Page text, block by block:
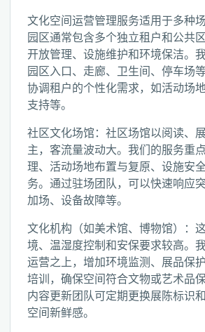
文化空间运营管理服务适用于多种
园区通常包含多个独立租户和公共
开放管理、设施维护和环境保洁。
园区入口、走廊、卫生间、停车场
协调租户的个性化需求，如活动场
支持等。
社区文化场馆：社区场馆以阅读、
主，客流量波动大。我们的服务重
理、活动场地布置与复原、设施安
务。通过驻场团队，可以快速响应
加场、设备故障等。
文化机构（如美术馆、博物馆）：
境、温湿度控制和安保要求较高。
运营之上，增加环境监测、展品保
培训，确保空间符合文物或艺术品
内容更新团队可定期更换展陈标识
空间新鲜感。